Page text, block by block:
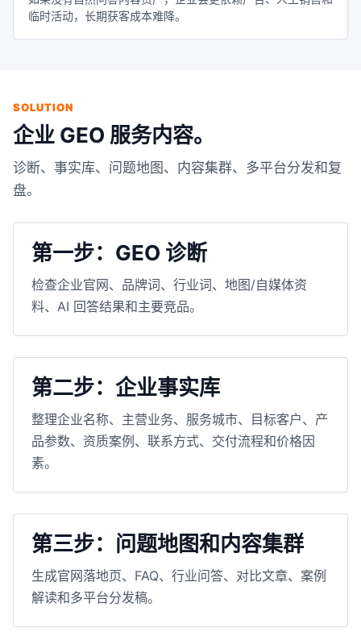
临时活动，长期获客成本难降。
SOLUTION
企业 GEO 服务内容。
诊断、事实库、问题地图、内容集群、多平台分发和复
盘。
第一步：GEO 诊断
检查企业官网、品牌词、行业词、地图/自媒体资
料、AI 回答结果和主要竞品。
第二步：企业事实库
整理企业名称、主营业务、服务城市、目标客户、产
品参数、资质案例、联系方式、交付流程和价格因
素。
第三步：问题地图和内容集群
生成官网落地页、FAQ、行业问答、对比文章、案例
解读和多平台分发稿。